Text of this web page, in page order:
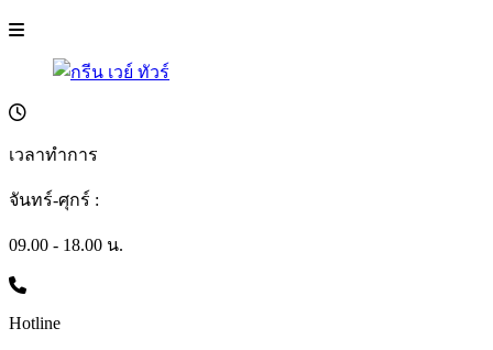
เวลาทำการ
จันทร์-ศุกร์ :
09.00 - 18.00 น.
Hotline